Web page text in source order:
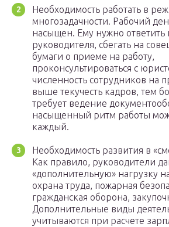
Необходимость работать в
многозадачности. Рабочий
насыщен. Ему нужно ответить
руководителя, сбегать на
бумаги о приеме на работу,
проконсультироваться с
численность сотрудников на
выше текучесть кадров, тем
требует ведение
насыщенный ритм работы
каждый.
Необходимость развития в
Как правило, руководители
«дополнительную» нагрузку
охрана труда, пожарная
гражданская оборона,
Дополнительные виды
учитываются при расчете